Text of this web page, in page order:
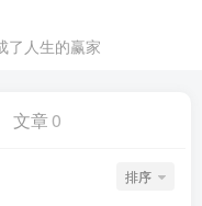
了人生的赢家
文章0
排序